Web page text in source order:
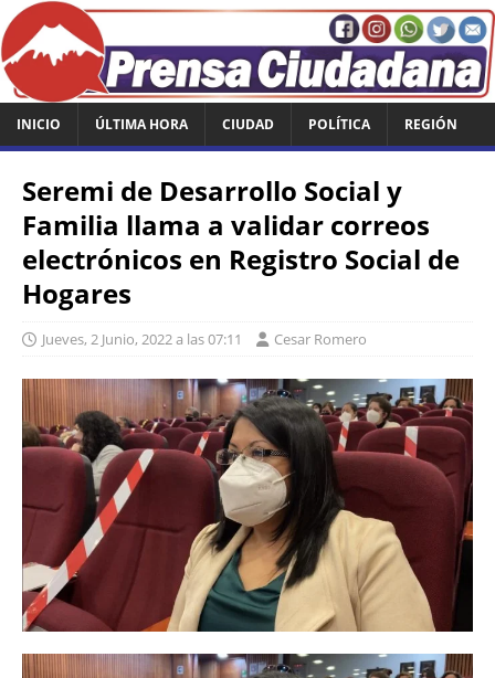
INICIO ÚLTIMA HORA CIUDAD POLÍTICA REGIÓN
Seremi de Desarrollo Social y
Familia llama a validar correos
electrónicos en Registro Social de
Hogares
Jueves, 2 Junio, 2022 a las 07:11 Cesar Romero